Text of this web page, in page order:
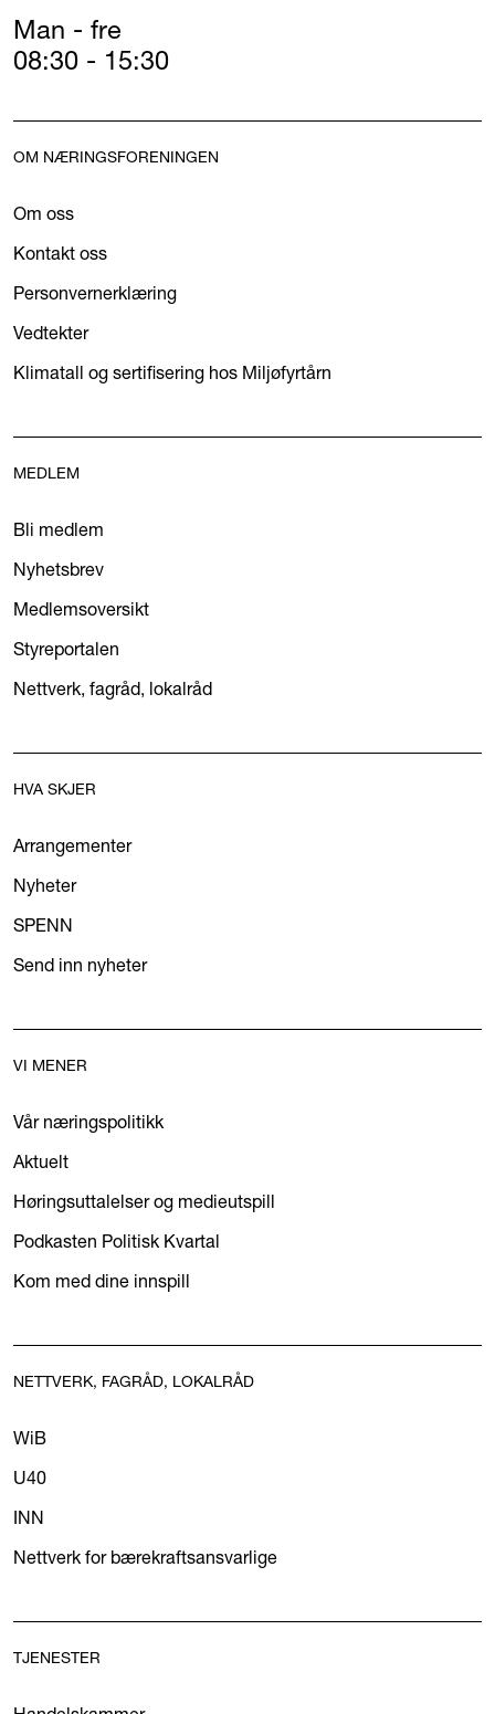
Man - fre
08:30 - 15:30
OM NÆRINGSFORENINGEN
Om oss
Kontakt oss
Personvernerklæring
Vedtekter
Klimatall og sertifisering hos Miljøfyrtårn
MEDLEM
Bli medlem
Nyhetsbrev
Medlemsoversikt
Styreportalen
Nettverk, fagråd, lokalråd
HVA SKJER
Arrangementer
Nyheter
SPENN
Send inn nyheter
VI MENER
Vår næringspolitikk
Aktuelt
Høringsuttalelser og medieutspill
Podkasten Politisk Kvartal
Kom med dine innspill
NETTVERK, FAGRÅD, LOKALRÅD
WiB
U40
INN
Nettverk for bærekraftsansvarlige
TJENESTER